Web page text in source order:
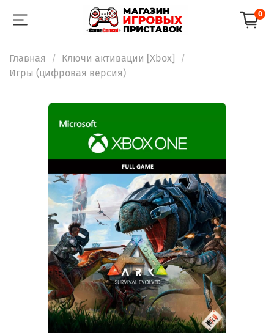
0
Главная
Ключи активации [Xbox]
Игры (цифровая версия)